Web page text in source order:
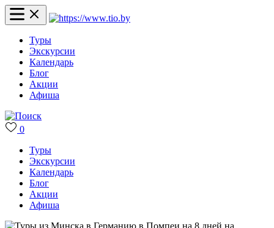
Туры
Экскурсии
Календарь
Блог
Акции
Афиша
0
Туры
Экскурсии
Календарь
Блог
Акции
Афиша